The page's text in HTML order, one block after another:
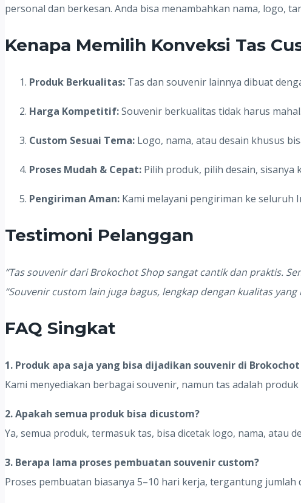
personal dan berkesan. Anda bisa menambahkan nama, logo,
Kenapa Memilih Konveksi Tas
Produk Berkualitas: Tas dan souvenir lainnya dibuat
Harga Kompetitif:Souvenir berkualitas tidak harus
Custom Sesuai Tema: Logo, nama, atau desain khusus
Proses Mudah & Cepat: Pilih produk, pilih desain, sisanya
Pengiriman Aman: Kami melayani pengiriman ke seluruh
Testimoni Pelanggan
“Tas souvenir dari Brokochot Shop sangat cantik dan praktis.
“Souvenir custom lain juga bagus, lengkap dengan kualitas yang
FAQ Singkat
1. Produk apa saja yang bisa dijadikan souvenir di Brokochot
Kami menyediakan berbagai souvenir, namun tas adalah
2. Apakah semua produk bisa dicustom?
Ya, semua produk, termasuk tas, bisa dicetak logo, nama, atau
3. Berapa lama proses pembuatan souvenir custom?
Proses pembuatan biasanya 5–10 hari kerja, tergantung jumlah